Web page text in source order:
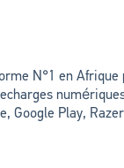
N°1 en Afrique
Google Play,